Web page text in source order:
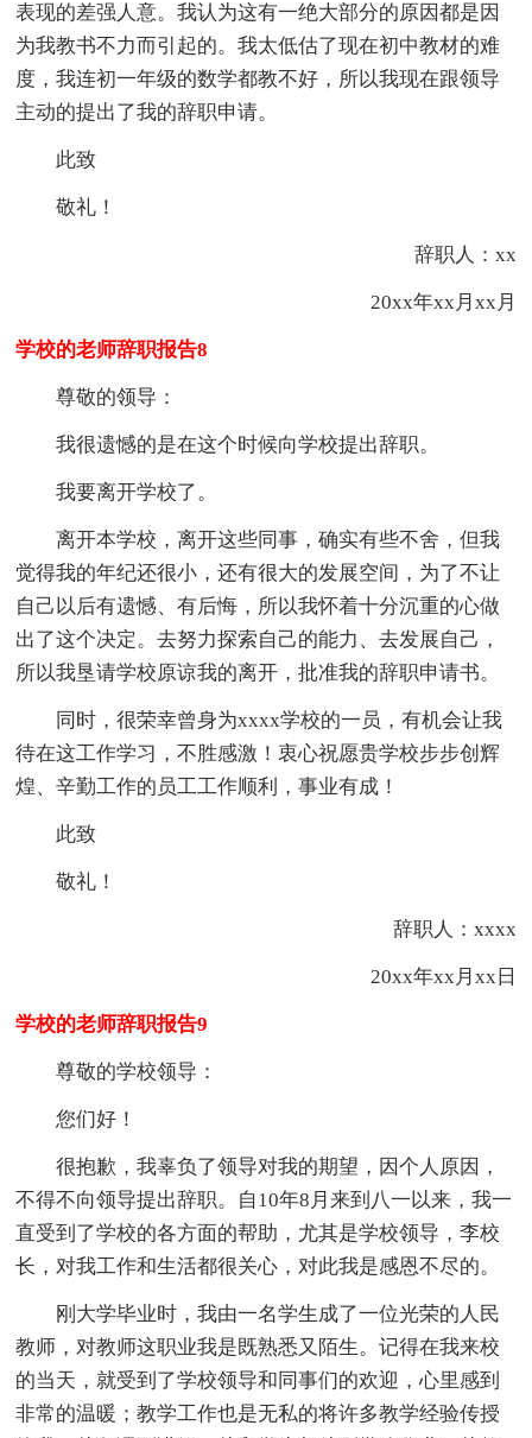
表现的差强人意。我认为这有一绝大部分的原因都是因
为我教书不力而引起的。我太低估了现在初中教材的难
度，我连初一年级的数学都教不好，所以我现在跟领导
主动的提出了我的辞职申请。
此致
敬礼！
辞职人：xx
20xx年xx月xx月
学校的老师辞职报告8
尊敬的领导：
我很遗憾的是在这个时候向学校提出辞职。
我要离开学校了。
离开本学校，离开这些同事，确实有些不舍，但我
觉得我的年纪还很小，还有很大的发展空间，为了不让
自己以后有遗憾、有后悔，所以我怀着十分沉重的心做
出了这个决定。去努力探索自己的能力、去发展自己，
所以我垦请学校原谅我的离开，批准我的辞职申请书。
同时，很荣幸曾身为xxxx学校的一员，有机会让我
待在这工作学习，不胜感激！衷心祝愿贵学校步步创辉
煌、辛勤工作的员工工作顺利，事业有成！
此致
敬礼！
辞职人：xxxx
20xx年xx月xx日
学校的老师辞职报告9
尊敬的学校领导：
您们好！
很抱歉，我辜负了领导对我的期望，因个人原因，
不得不向领导提出辞职。自10年8月来到八一以来，我一
直受到了学校的各方面的帮助，尤其是学校领导，李校
长，对我工作和生活都很关心，对此我是感恩不尽的。
刚大学毕业时，我由一名学生成了一位光荣的人民
教师，对教师这职业我是既熟悉又陌生。记得在我来校
的当天，就受到了学校领导和同事们的欢迎，心里感到
非常的温暖；教学工作也是无私的将许多教学经验传授